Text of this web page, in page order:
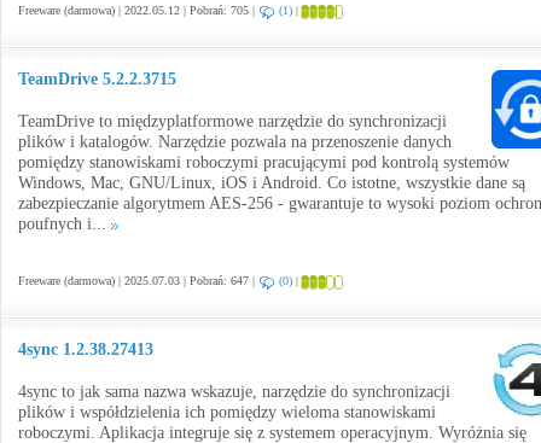
Freeware (darmowa) | 2022.05.12 | Pobrań: 705 | (1) |
TeamDrive 5.2.2.3715
TeamDrive to międzyplatformowe narzędzie do synchronizacji
plików i katalogów. Narzędzie pozwala na przenoszenie danych
pomiędzy stanowiskami roboczymi pracującymi pod kontrolą systemów
Windows, Mac, GNU/Linux, iOS i Android. Co istotne, wszystkie dane są
zabezpieczanie algorytmem AES-256 - gwarantuje to wysoki poziom
poufnych i...
Freeware (darmowa) | 2025.07.03 | Pobrań: 647 | (0) |
4sync 1.2.38.27413
4sync to jak sama nazwa wskazuje, narzędzie do synchronizacji
plików i współdzielenia ich pomiędzy wieloma stanowiskami
roboczymi. Aplikacja integruje się z systemem operacyjnym. Wyróżnia się